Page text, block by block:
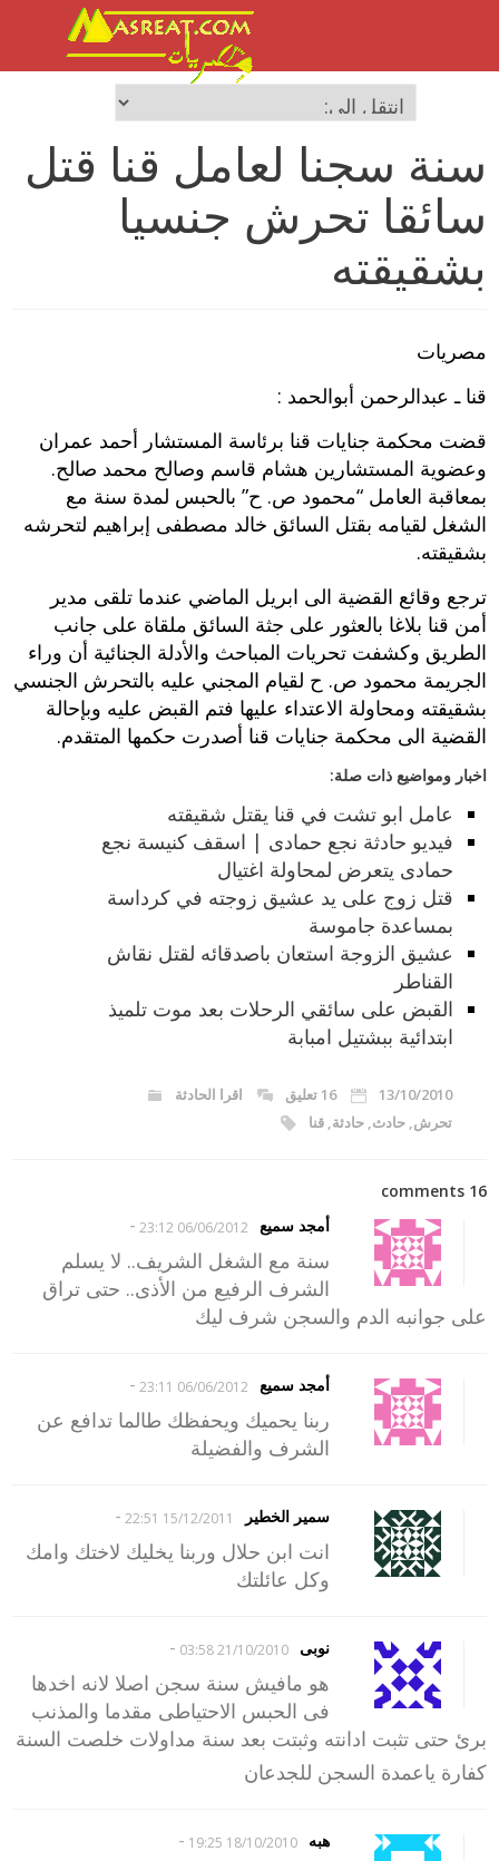
سنة سجنا لعامل قنا قتل
سائقا تحرش جنسيا
بشقيقته
مصريات
قنا ـ عبدالرحمن أبوالحمد :
قضت محكمة جنايات قنا برئاسة المستشار أحمد عمران
وعضوية المستشارين هشام قاسم وصالح محمد صالح.
بمعاقبة العامل “محمود ص. ح” بالحبس لمدة سنة مع
الشغل لقيامه بقتل السائق خالد مصطفى إبراهيم لتحرشه
بشقيقته.
ترجع وقائع القضية الى ابريل الماضي عندما تلقى مدير
أمن قنا بلاغا بالعثور على جثة السائق ملقاة على جانب
الطريق وكشفت تحريات المباحث والأدلة الجنائية أن وراء
الجريمة محمود ص. ح لقيام المجني عليه بالتحرش الجنسي
بشقيقته ومحاولة الاعتداء عليها فتم القبض عليه وبإحالة
القضية الى محكمة جنايات قنا أصدرت حكمها المتقدم.
اخبار ومواضيع ذات صلة:
عامل ابو تشت في قنا يقتل شقيقته
فيديو حادثة نجع حمادى | اسقف كنيسة نجع
حمادى يتعرض لمحاولة اغتيال
قتل زوج على يد عشيق زوجته في كرداسة
بمساعدة جاموسة
عشيق الزوجة استعان باصدقائه لقتل نقاش
القناطر
القبض على سائقي الرحلات بعد موت تلميذ
ابتدائية ببشتيل امبابة
13/10/2010 16 تعليق
اقرا الحادثة
تحرش,حادث,حادثة,قنا
16 comments
أمجد سميع
06/06/2012 23:12
-
سنة مع الشغل الشريف.. لا يسلم
الشرف الرفيع من الأذى.. حتى تراق
على جوانبه الدم والسجن شرف ليك
أمجد سميع 06/06/2012 23:11
-
ربنا يحميك ويحفظك طالما تدافع عن
الشرف والفضيلة
سمير الخطير 15/12/2011 22:51
-
انت ابن حلال وربنا يخليك لاختك وامك
وكل عائلتك
نوبى 21/10/2010 03:58
-
هو مافيش سنة سجن اصلا لانه اخدها
فى الحبس الاحتياطى مقدما والمذنب
برئ حتى تثبت ادانته وثبتت بعد سنة مداولات خلصت السنة
كفارة ياعمدة السجن للجدعان
هبه 18/10/2010 19:25
-